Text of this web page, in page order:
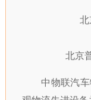
北京
北京普
中物联汽车物